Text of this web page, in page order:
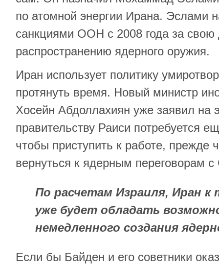
по атомной энергии Ирана. Эслами
санкциями ООН с 2008 года за свою
распространению ядерного оружия.
Иран использует политику
протянуть время. Новый министр
Хосейн Абдоллахиян уже заявил на
правительству Раиси потребуется
чтобы приступить к работе, прежде
вернуться к ядерным переговорам
По расчетам Израиля, Иран к
уже будет обладать
немедленного создания
Если бы Байден и его советники